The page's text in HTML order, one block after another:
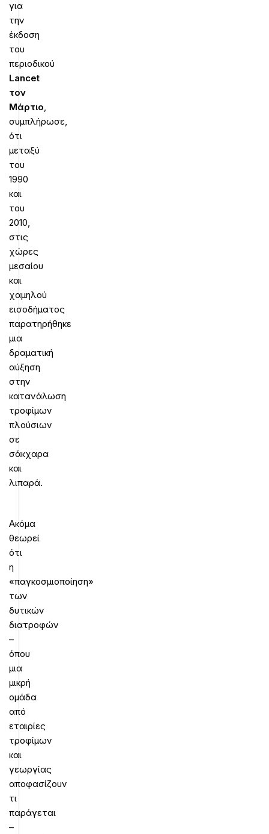
για
την
έκδοση
του
περιοδικού
Lancet
τον
Μάρτιο,
συμπλήρωσε,
ότι
μεταξύ
του
1990
και
του
2010,
στις
χώρες
μεσαίου
και
χαμηλού
εισοδήματος
παρατηρήθηκε
μια
δραματική
αύξηση
στην
κατανάλωση
τροφίμων
πλούσιων
σε
σάκχαρα
και
λιπαρά.
Ακόμα
θεωρεί
ότι
η
«παγκοσμιοποίηση»
των
δυτικών
διατροφών
–
όπου
μια
μικρή
ομάδα
από
εταιρίες
τροφίμων
και
γεωργίας
αποφασίζουν
τι
παράγεται
–